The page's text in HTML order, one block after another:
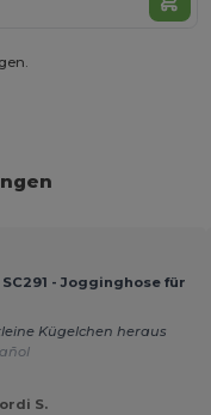
- Jogginghose für
Kügelchen heraus
S.